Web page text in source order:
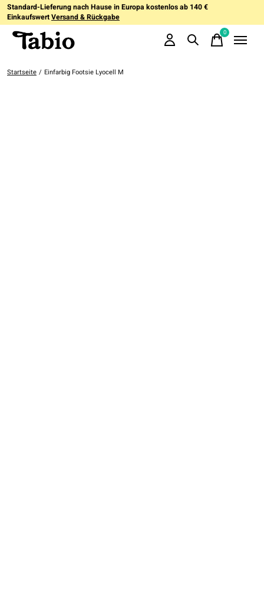
Standard-Lieferung nach Hause in Europa kostenlos ab 140 €
EinkaufswertVersand & Rückgabe
0items
Startseite / Einfarbig Footsie Lyocell M